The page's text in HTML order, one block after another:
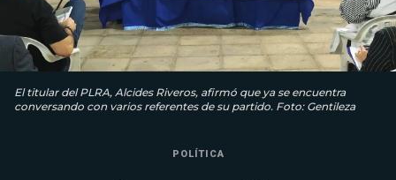
El titular del PLRA, Alcides Riveros, afirmó que ya se encuentra
conversando con varios referentes de su partido. Foto: Gentileza
POLÍTICA